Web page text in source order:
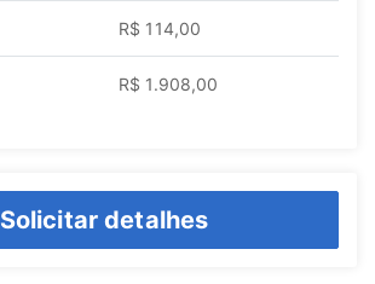
R$ 114,00
R$ 1.908,00
Solicitar detalhes